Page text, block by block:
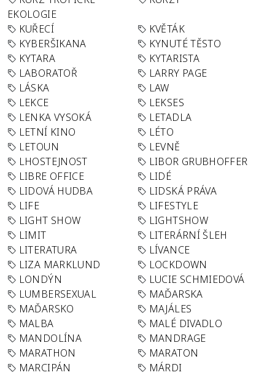
EKOLOGIE
KUŘECÍ
KVĚTÁK
KYBERŠIKANA
KYNUTÉ TĚSTO
KYTARA
KYTARISTA
LABORATOŘ
LARRY PAGE
LÁSKA
LAW
LEKCE
LEKSES
LENKA VYSOKÁ
LETADLA
LETNÍ KINO
LÉTO
LETOUN
LEVNĚ
LHOSTEJNOST
LIBOR GRUBHOFFER
LIBRE OFFICE
LIDÉ
LIDOVÁ HUDBA
LIDSKÁ PRÁVA
LIFE
LIFESTYLE
LIGHT SHOW
LIGHTSHOW
LIMIT
LITERÁRNÍ ŠLEH
LITERATURA
LÍVANCE
LIZA MARKLUND
LOCKDOWN
LONDÝN
LUCIE SCHMIEDOVÁ
LUMBERSEXUAL
MAĎARSKA
MAĎARSKO
MAJÁLES
MALBA
MALÉ DIVADLO
MANDOLÍNA
MANDRAGE
MARATHON
MARATON
MARCIPÁN
MÁRDI